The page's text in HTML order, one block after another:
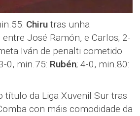
Chiru tras unha
José Ramón, e Carlos; 2-
Iván de penalti cometido
0, min.75: Rubén; 4-0, min.80:
título da Liga Xuvenil Sur tras
con máis comodidade da